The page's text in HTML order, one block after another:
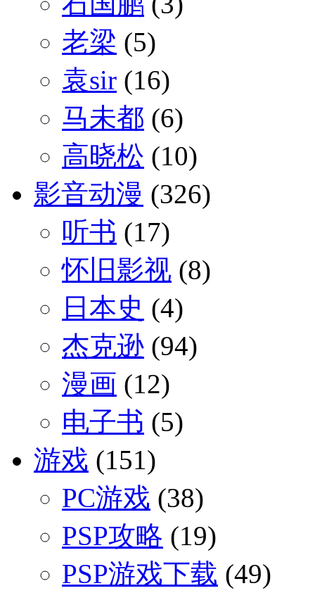
老梁 (5)
袁sir (16)
马未都 (6)
高晓松 (10)
影音动漫 (326)
听书 (17)
怀旧影视 (8)
日本史 (4)
杰克逊 (94)
漫画 (12)
电子书 (5)
游戏 (151)
PC游戏 (38)
PSP攻略 (19)
PSP游戏下载 (49)